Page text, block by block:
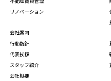
リノベーション
会社案内
行動指針
代表挨拶
スタッフ紹介
会社概要